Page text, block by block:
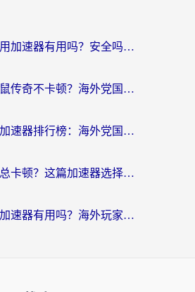
在国外打鸣潮用加速器有用吗？安全吗？海外玩家国服游戏加速全指南
德国怎么玩地鼠传奇不卡顿？海外党国服游戏加速全攻略（含战双EVE实用指南）
超越时空的猫加速器排行榜：海外党国服游戏不卡顿的终极选择指南
英国玩枪神纪总卡顿？这篇加速器选择指南帮你告别延迟（附实测推荐）
最强蜗牛迅游加速器有用吗？海外玩家国服游戏加速避坑指南（附德国玩忍者必须死3流星蝴蝶剑解决办法）